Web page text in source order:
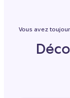
Vous avez